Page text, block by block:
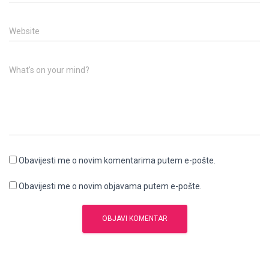
Website
What's on your mind?
Obavijesti me o novim komentarima putem e-pošte.
Obavijesti me o novim objavama putem e-pošte.